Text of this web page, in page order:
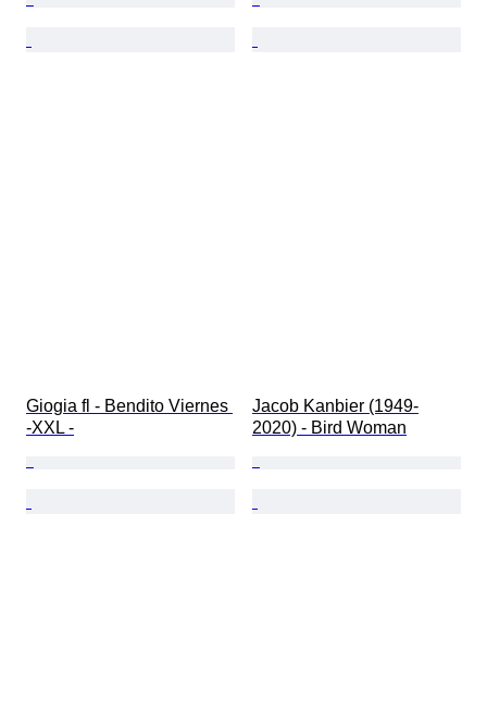
Giogia fl - Bendito Viernes
-XXL -
Jacob Kanbier (1949-
2020) - Bird Woman